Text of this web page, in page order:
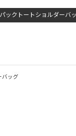
ックトートショルダーバ
バッグ